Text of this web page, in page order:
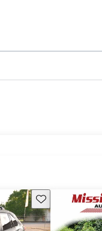
Guarda este Aviso